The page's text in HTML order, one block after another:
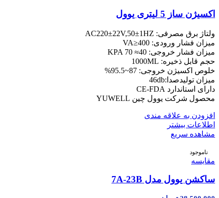
اکسیژن ساز 5 لیتری یوول
ولتاژ برق مصرفی: AC220±22V,50±1HZ
میزان فشار ورودی: VA≥400
میزان فشار خروجی: KPA 70 ≈40
حجم قابل ذخیره: 1000ML
خلوص اکسیژن خروجی: 87~95.5%
میزان تولیدصدا:46db
دارای استاندارد CE-FDA
محصول شرکت یوول چین YUWELL
افزودن به علاقه مندی
اطلاعات بیشتر
مشاهده سریع
ناموجود
مقایسه
ساکشن یوول مدل 7A-23B